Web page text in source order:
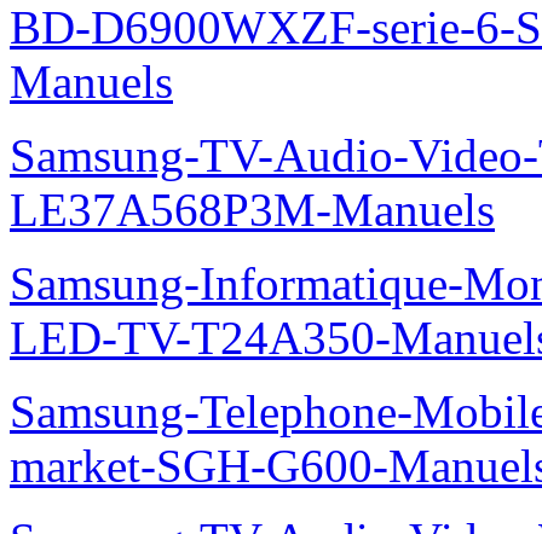
BD-D6900WXZF-serie-6-
Manuels
Samsung-TV-Audio-
LE37A568P3M-Manuels
Samsung-Informatique-
LED-TV-T24A350-
Samsung-Telephone-
market-SGH-G600-